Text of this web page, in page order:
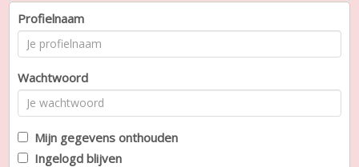
Profielnaam
Wachtwoord
Mijn gegevens onthouden
Ingelogd blijven